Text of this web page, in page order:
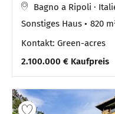
Bagno a Ripoli ·
Sonstiges Haus
820
Kontakt: Green-acres
2.100.000 € Kaufpreis